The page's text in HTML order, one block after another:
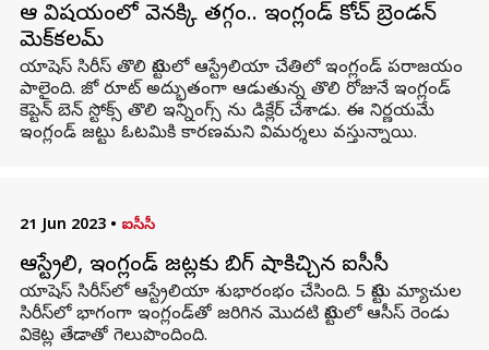
ఆ విషయంలో వెనక్కి తగ్గం.. ఇంగ్లండ్ కోచ్ బ్రెండన్
మెక్‌కలమ్
యాషెస్ సిరీస్ తొలి టెస్టులో ఆస్ట్రేలియా చేతిలో ఇంగ్లండ్ పరాజయం
పాలైంది. జో రూట్ అద్భుతంగా ఆడుతున్న తొలి రోజునే ఇంగ్లండ్
కెప్టెన్ బెన్ స్టోక్స్ తొలి ఇన్నింగ్స్ ను డిక్లేర్ చేశాడు. ఈ నిర్ణయమే
ఇంగ్లండ్ జట్టు ఓటమికి కారణమని విమర్శలు వస్తున్నాయి.
21 Jun 2023 • ఐసీసీ
ఆస్ట్రేలియా, ఇంగ్లండ్ జట్లకు బిగ్ షాకిచ్చిన ఐసీసీ
యాషెస్ సిరీస్‌లో ఆస్ట్రేలియా శుభారంభం చేసింది. 5 టెస్టు మ్యాచుల
సిరీస్‌లో భాగంగా ఇంగ్లండ్‌తో జరిగిన మొదటి టెస్టులో ఆసీస్ రెండు
వికెట్ల తేడాతో గెలుపొందింది.